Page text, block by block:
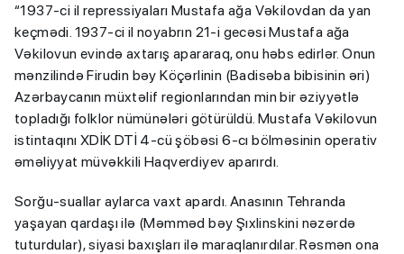
“1937-ci il repressiyaları Mustafa ağa Vəkilovdan da yan
keçmədi. 1937-ci il noyabrın 21-i gecəsi Mustafa ağa
Vəkilovun evində axtarış apararaq, onu həbs edirlər. Onun
mənzilində Firudin bəy Köçərlinin (Badisəba bibisinin əri)
Azərbaycanın müxtəlif regionlarından min bir əziyyətlə
topladığı folklor nümünələri götürüldü. Mustafa Vəkilovun
istintaqını XDİK DTİ 4-cü şöbəsi 6-cı bölməsinin operativ
əməliyyat müvəkkili Haqverdiyev aparırdı.
Sorğu-suallar aylarca vaxt apardı. Anasının Tehranda
yaşayan qardaşı ilə (Məmməd bəy Şıxlinskini nəzərdə
tuturdular), siyasi baxışları ilə maraqlanırdılar. Rəsmən ona